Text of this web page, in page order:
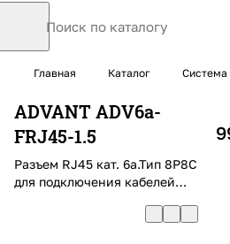
Главная Каталог
ADVANT ADV6a-
FRJ45-1.5
Разъем RJ45 кат. 6а.Тип 8P8C
для подключения кабелей